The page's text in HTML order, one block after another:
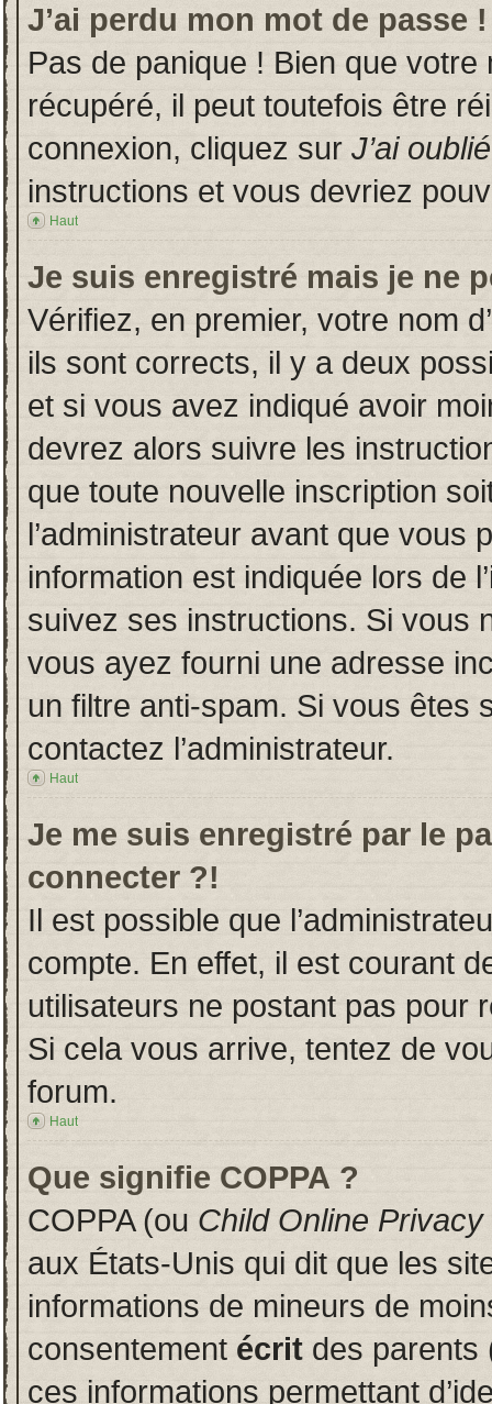
J’ai perdu mon mot de passe !
Pas de panique ! Bien que
récupéré, il peut toutefois être
connexion, cliquez sur J’ai
instructions et vous devriez
Haut
Je suis enregistré mais je ne
Vérifiez, en premier, votre nom
ils sont corrects, il y a deux
et si vous avez indiqué avoir
devrez alors suivre les
que toute nouvelle inscription
l’administrateur avant que vous
information est indiquée lors de
suivez ses instructions. Si vous
vous ayez fourni une adresse
un filtre anti-spam. Si vous êtes
contactez l’administrateur.
Haut
Je me suis enregistré par le
connecter ?!
Il est possible que
compte. En effet, il est courant
utilisateurs ne postant pas pour
Si cela vous arrive, tentez de
forum.
Haut
Que signifie COPPA ?
COPPA (ou Child Online
aux États-Unis qui dit que les
informations de mineurs de
consentement écrit des parents
ces informations permettant